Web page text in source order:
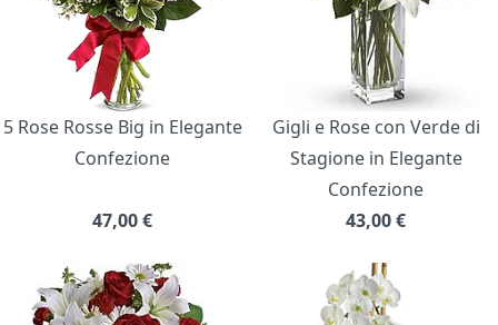
5 Rose Rosse Big in Elegante
Confezione
47,00€
Gigli e Rose con Verde di
Stagione in Elegante
Confezione
43,00€